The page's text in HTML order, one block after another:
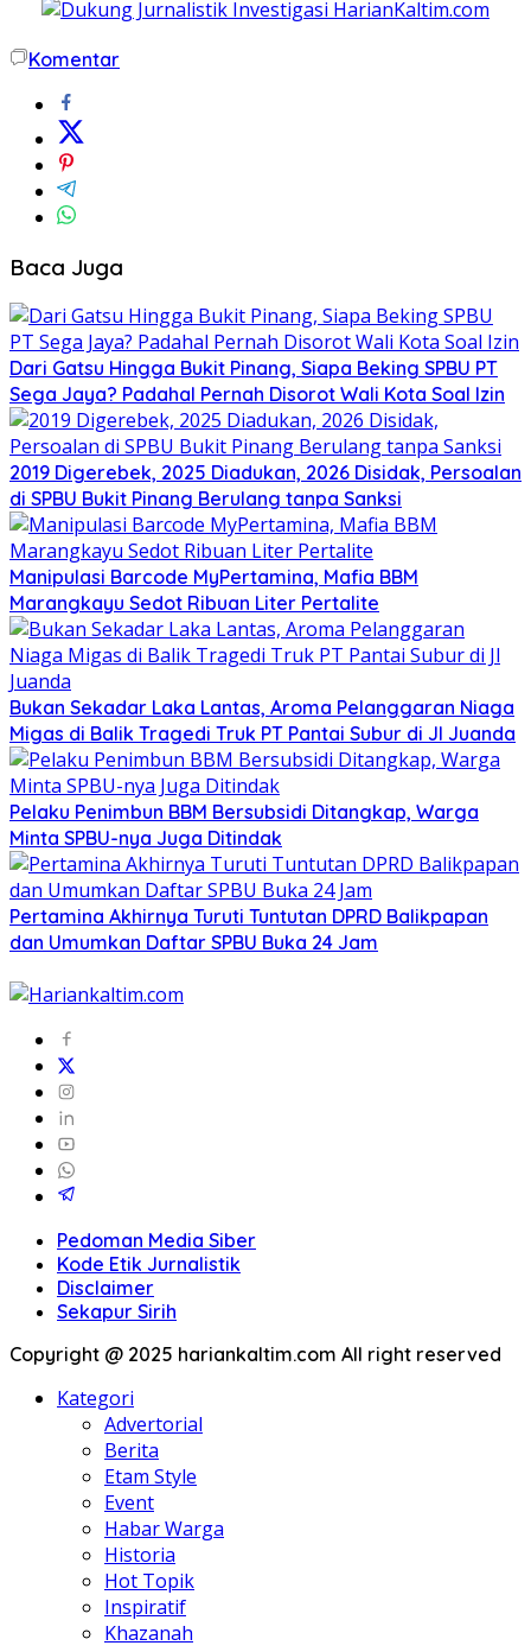
Komentar
Baca Juga
Dari Gatsu Hingga Bukit Pinang, Siapa Beking SPBU PT
Sega Jaya? Padahal Pernah Disorot Wali Kota Soal Izin
2019 Digerebek, 2025 Diadukan, 2026 Disidak, Persoalan
di SPBU Bukit Pinang Berulang tanpa Sanksi
Manipulasi Barcode MyPertamina, Mafia BBM
Marangkayu Sedot Ribuan Liter Pertalite
Bukan Sekadar Laka Lantas, Aroma Pelanggaran Niaga
Migas di Balik Tragedi Truk PT Pantai Subur di Jl Juanda
Pelaku Penimbun BBM Bersubsidi Ditangkap, Warga
Minta SPBU-nya Juga Ditindak
Pertamina Akhirnya Turuti Tuntutan DPRD Balikpapan
dan Umumkan Daftar SPBU Buka 24 Jam
Pedoman Media Siber
Kode Etik Jurnalistik
Disclaimer
Sekapur Sirih
Copyright @ 2025 hariankaltim.com All right reserved
Kategori
Advertorial
Berita
Etam Style
Event
Habar Warga
Historia
Hot Topik
Inspiratif
Khazanah